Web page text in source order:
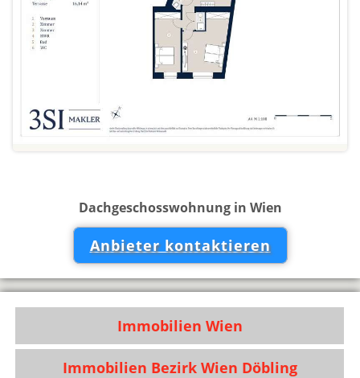
Dachgeschosswohnung in Wien
Anbieter kontaktieren
Immobilien Wien
Immobilien Bezirk Wien Döbling